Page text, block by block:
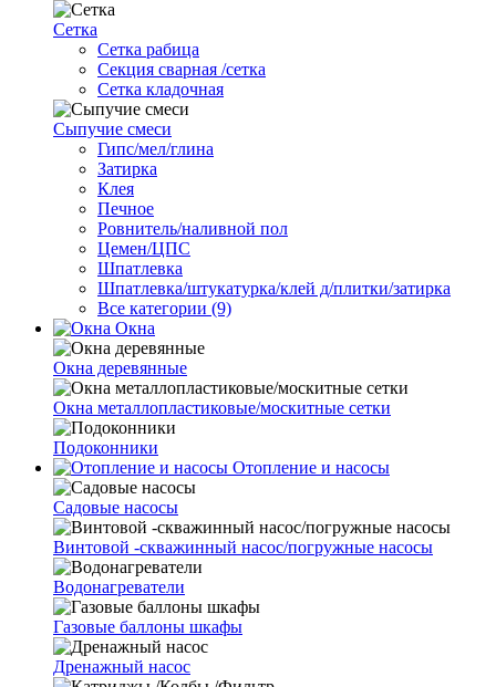
Сетка
Cетка рабица
Секция сварная /сетка
Сетка кладочная
Сыпучие смеси
Гипс/мел/глина
Затирка
Клея
Печное
Ровнитель/наливной пол
Цемен/ЦПС
Шпатлевка
Шпатлевка/штукатурка/клей д/плитки/затирка
Все категории (9)
Окна
Окна деревянные
Окна металлопластиковые/москитные сетки
Подоконники
Отопление и насосы
Cадовые насосы
Винтовой -скважинный насос/погружные насосы
Водонагреватели
Газовые баллоны шкафы
Дренажный насос